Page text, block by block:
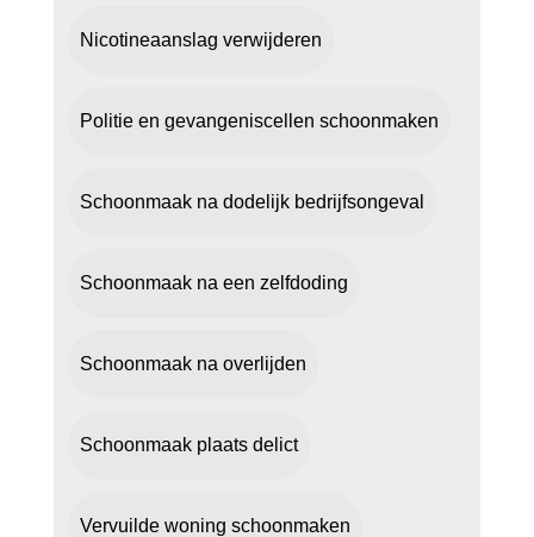
Nicotineaanslag verwijderen
Politie en gevangeniscellen schoonmaken
Schoonmaak na dodelijk bedrijfsongeval
Schoonmaak na een zelfdoding
Schoonmaak na overlijden
Schoonmaak plaats delict
Vervuilde woning schoonmaken